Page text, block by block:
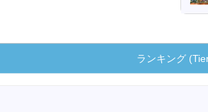
ランキング